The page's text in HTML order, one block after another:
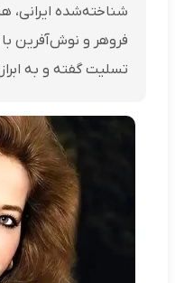
شناخته‌شده ایرانی،
فروهر و نوش‌آفرین با
تسلیت گفته و به